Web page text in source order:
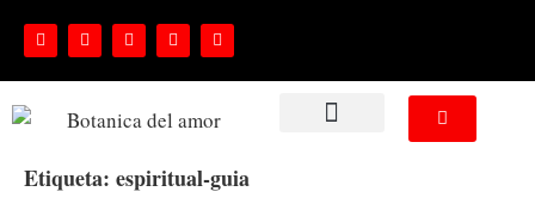
Etiqueta: espiritual-guia